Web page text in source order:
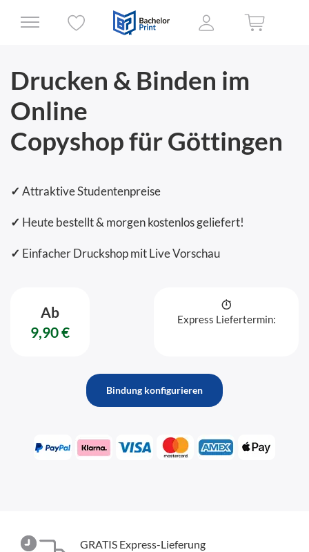
Drucken & Binden im
Online
Copyshop für Göttingen
✓ Attraktive Studentenpreise
✓ Heute bestellt & morgen kostenlos geliefert!
✓ Einfacher Druckshop mit Live Vorschau
Ab
9,90 €
Express Liefertermin:
Bindung konfigurieren
GRATIS Express-Lieferung